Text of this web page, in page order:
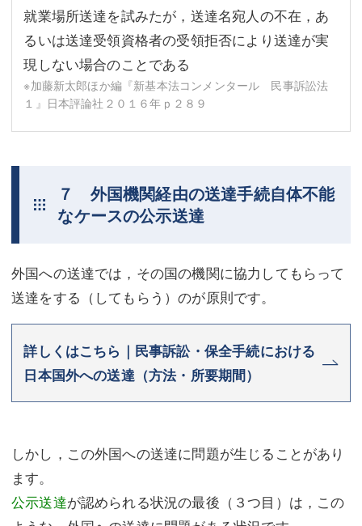
就業場所送達を試みたが，送達名宛人の不在，あ
るいは送達受領資格者の受領拒否により送達が実
現しない場合のことである
※加藤新太郎ほか編『新基本法コンメンタール 民事訴訟法
１』日本評論社２０１６年ｐ２８９
７ 外国機関経由の送達手続自体不能
なケースの公示送達
外国への送達では，その国の機関に協力してもらって
送達をする（してもらう）のが原則です。
詳しくはこちら｜民事訴訟・保全手続における
日本国外への送達（方法・所要期間）
しかし，この外国への送達に問題が生じることがあり
ます。
公示送達が認められる状況の最後（３つ目）は，この